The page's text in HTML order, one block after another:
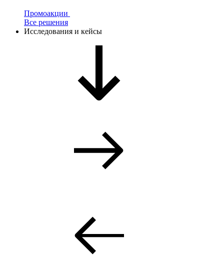
Промоакции
Все решения
Исследования и кейсы